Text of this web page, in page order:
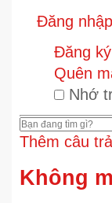
Đăng nhập
Đăng ký
Quên
Nhớ
Thêm câu
Không